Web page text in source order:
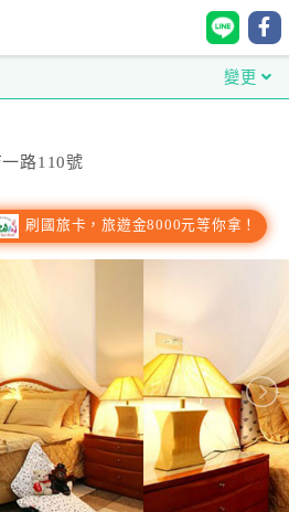
變更
路110號
刷國旅卡，旅遊金8000元等你拿！